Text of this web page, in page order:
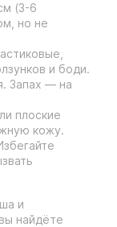
(3-6
но не
и боди.
Запах — на
плоские
кожу.
и
найдёте